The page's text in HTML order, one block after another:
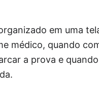
em uma
médico, quando
a prova e